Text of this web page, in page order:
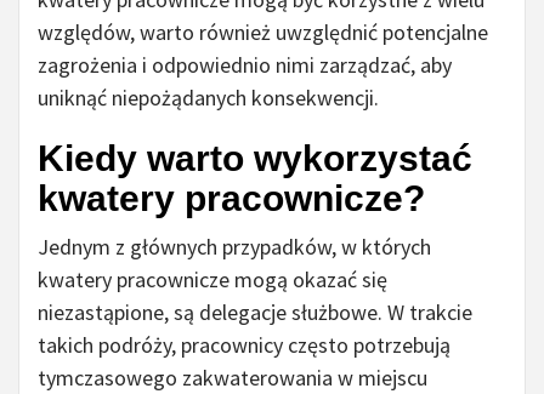
względów, warto również uwzględnić potencjalne
zagrożenia i odpowiednio nimi zarządzać, aby
uniknąć niepożądanych konsekwencji.
Kiedy warto wykorzystać
kwatery pracownicze?
Jednym z głównych przypadków, w których
kwatery pracownicze mogą okazać się
niezastąpione, są delegacje służbowe. W trakcie
takich podróży, pracownicy często potrzebują
tymczasowego zakwaterowania w miejscu